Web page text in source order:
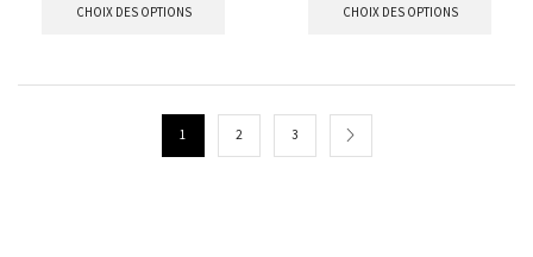
CHOIX DES OPTIONS CHOIX DES OPTIONS
1 2 3